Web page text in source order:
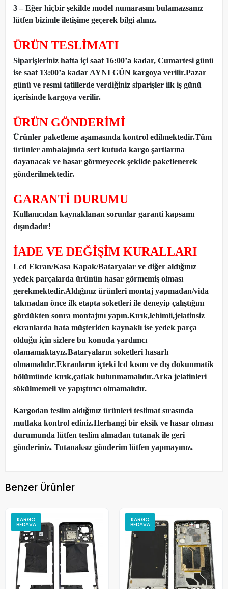
3 – Eğer hiçbir şekilde model numarasını bulamazsanız
lütfen bizimle iletişime geçerek bilgi alınız.
ÜRÜN TESLİMATI
Siparişleriniz hafta içi saat 16:00’a kadar, Cumartesi günü
ise saat 13:00’a kadar AYNI GÜN kargoya verilir.Pazar
günü ve resmi tatillerde verdiğiniz siparişler ilk iş günü
içerisinde kargoya verilir.
ÜRÜN GÖNDERİMİ
Ürünler paketleme aşamasında kontrol edilmektedir.Tüm
ürünler ambalajında sert kutuda kargo şartlarına
dayanacak ve hasar görmeyecek şekilde paketlenerek
gönderilmektedir.
GARANTİ DURUMU
Kullanıcıdan kaynaklanan sorunlar garanti kapsamı
dışındadır!
İADE VE DEĞİŞİM KURALLARI
Lcd Ekran/Kasa Kapak/Bataryalar ve diğer aldığınız
yedek parçalarda ürünün hasar görmemiş olması
gerekmektedir.Aldığınız ürünleri montaj yapmadan/vida
takmadan önce ilk etapta soketleri ile deneyip çalıştığını
gördükten sonra montajını yapın.Kırık,lehimli,jelatinsiz
ekranlarda hata müşteriden kaynaklı ise yedek parça
olduğu için sizlere bu konuda yardımcı
olamamaktayız.Bataryaların soketleri hasarlı
olmamalıdır.Ekranların içteki lcd kısmı ve dış dokunmatik
bölümünde kırık,çatlak bulunmamalıdır.Arka jelatinleri
sökülmemeli ve yapıştırıcı olmamalıdır.
Kargodan teslim aldığınız ürünleri teslimat sırasında
mutlaka kontrol ediniz.Herhangi bir eksik ve hasar olması
durumunda lütfen teslim almadan tutanak ile geri
gönderiniz. Tutanaksız gönderim lütfen yapmayınız.
Benzer Ürünler
KARGO
BEDAVA
KARGO
BEDAVA